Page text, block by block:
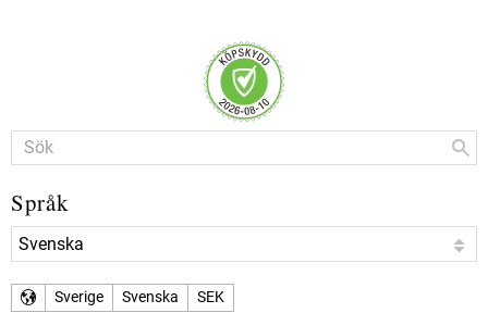
Språk
Sverige Svenska SEK